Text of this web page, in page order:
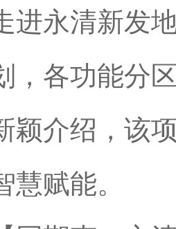
永清新发地
，各功能分
颖介绍，该
慧赋能。